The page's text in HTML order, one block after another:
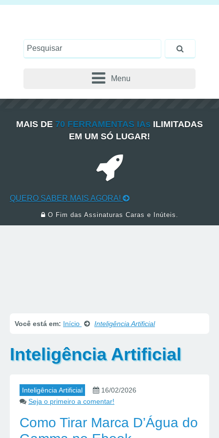
Menu
MAIS DE 70 FERRAMENTAS IAs ILIMITADAS
EM UM SÓ LUGAR!
QUERO SABER MAIS AGORA!
O Fim das Assinaturas Caras e Inúteis.
Você está em: Início Inteligência Artificial
Inteligência Artificial
Inteligência Artificial
16/02/2026
Seja o primeiro a comentar!
Como Tirar Marca D’Água do